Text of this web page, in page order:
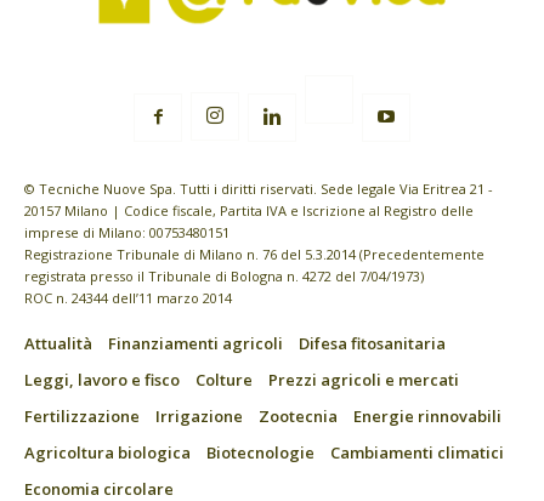
© Tecniche Nuove Spa. Tutti i diritti riservati. Sede legale Via Eritrea 21 -
20157 Milano | Codice fiscale, Partita IVA e Iscrizione al Registro delle
imprese di Milano: 00753480151
Registrazione Tribunale di Milano n. 76 del 5.3.2014 (Precedentemente
registrata presso il Tribunale di Bologna n. 4272 del 7/04/1973)
ROC n. 24344 dell’11 marzo 2014
Attualità Finanziamenti agricoli
Difesa fitosanitaria
Leggi, lavoro e fisco
Colture
Prezzi agricoli e mercati
Fertilizzazione
Irrigazione Zootecnia
Energie rinnovabili
Agricoltura biologica
Biotecnologie
Cambiamenti climatici
Economia circolare